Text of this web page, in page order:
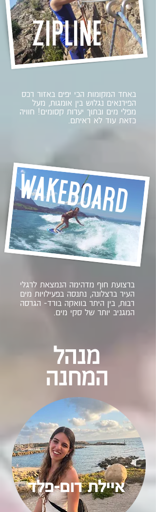
zipline
באחד המקומות הכי יפים באזור רכס
הפירנאים נגלוש בין אומגות, מעל
מפלי מים ובתוך יערות קסומים! חוויה
כזאת עוד לא ראיתם.
wakeboard
ברצועת חוף מדהימה הנמצאת לרגלי
העיר ברצלונה, נתנסה בפעילויות מים
רבות, בין היתר בוואקה בורד- הגרסה
המגניב יותר של סקי מים.
מנהל
המחנה
איילת רום-פלד